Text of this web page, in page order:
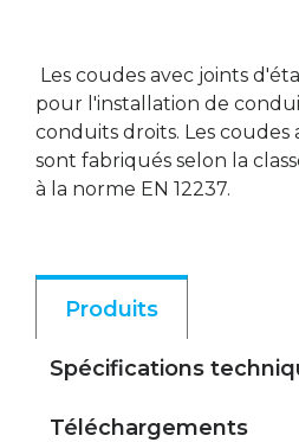
Les coudes avec joints
pour l'installation de
conduits droits. Les coudes
sont fabriqués selon la
à la norme EN 12237.
Produits
Spécifications
Téléchargements